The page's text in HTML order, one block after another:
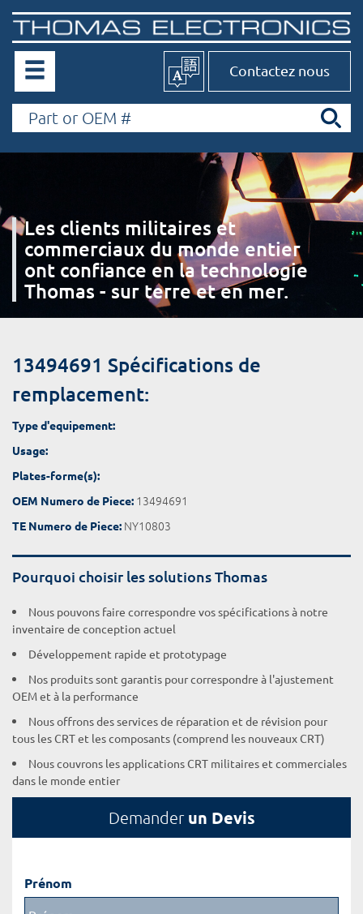
Contactez nous
Les clients militaires et
commerciaux du monde entier
ont confiance en la technologie
Thomas - sur terre et en mer.
13494691 Spécifications de
remplacement:
Type d'equipement:
Usage:
Plates-forme(s):
OEM Numero de Piece: 13494691
TE Numero de Piece: NY10803
Pourquoi choisir les solutions Thomas
Nous pouvons faire correspondre vos spécifications à notre
inventaire de conception actuel
Développement rapide et prototypage
Nos produits sont garantis pour correspondre à l'ajustement
OEM et à la performance
Nous offrons des services de réparation et de révision pour
tous les CRT et les composants (comprend les nouveaux CRT)
Nous couvrons les applications CRT militaires et commerciales
dans le monde entier
Demander un Devis
Prénom